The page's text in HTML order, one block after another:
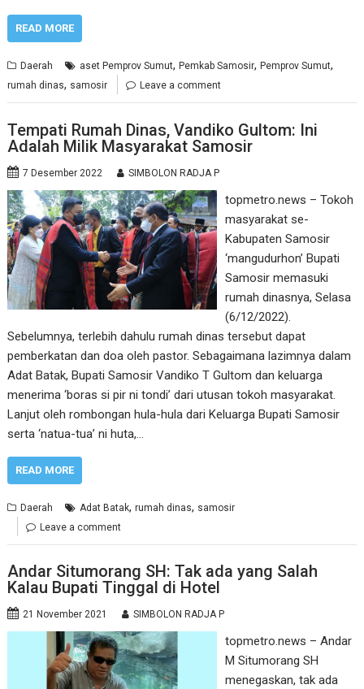
READ MORE
Daerah aset Pemprov Sumut,Pemkab Samosir,Pemprov Sumut,
rumah dinas, samosir Leave a comment
Tempati Rumah Dinas, Vandiko Gultom: Ini
Adalah Milik Masyarakat Samosir
7 Desember 2022 SIMBOLON RADJA P
topmetro.news – Tokoh
masyarakat se-
Kabupaten Samosir
‘mangudurhon’ Bupati
Samosir memasuki
rumah dinasnya, Selasa
(6/12/2022).
Sebelumnya, terlebih dahulu rumah dinas tersebut dapat
pemberkatan dan doa oleh pastor. Sebagaimana lazimnya dalam
Adat Batak, Bupati Samosir Vandiko T Gultom dan keluarga
menerima ‘boras si pir ni tondi’ dari utusan tokoh masyarakat.
Lanjut oleh rombongan hula-hula dari Keluarga Bupati Samosir
serta ‘natua-tua’ ni huta,…
READ MORE
Daerah Adat Batak,rumah dinas, samosir
Leave a comment
Andar Situmorang SH: Tak ada yang Salah
Kalau Bupati Tinggal di Hotel
21 November 2021 SIMBOLON RADJA P
topmetro.news – Andar
M Situmorang SH
menegaskan, tak ada